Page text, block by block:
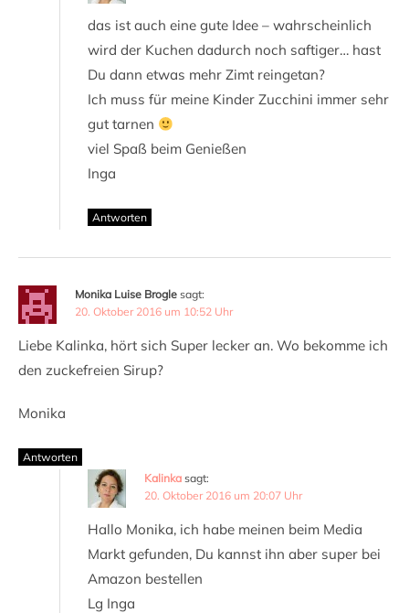
das ist auch eine gute Idee – wahrscheinlich
wird der Kuchen dadurch noch saftiger… hast
Du dann etwas mehr Zimt reingetan?
Ich muss für meine Kinder Zucchini immer sehr
gut tarnen
viel Spaß beim Genießen
Inga
Antworten
Monika Luise Brogle sagt:
20. Oktober 2016 um 10:52 Uhr
Liebe Kalinka, hört sich Super lecker an. Wo bekomme ich
den zuckefreien Sirup?
Monika
Antworten
Kalinka sagt:
20. Oktober 2016 um 20:07 Uhr
Hallo Monika, ich habe meinen beim Media
Markt gefunden, Du kannst ihn aber super bei
Amazon bestellen
Lg Inga